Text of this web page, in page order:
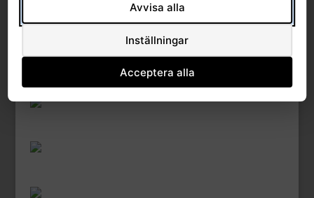
Avvisa alla
Inställningar
Acceptera alla